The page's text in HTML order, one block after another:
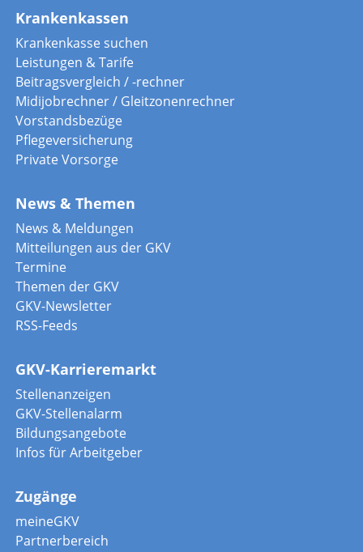
Krankenkassen
Krankenkasse suchen
Leistungen & Tarife
Beitragsvergleich / -rechner
Midijobrechner / Gleitzonenrechner
Vorstandsbezüge
Pflegeversicherung
Private Vorsorge
News & Themen
News & Meldungen
Mitteilungen aus der GKV
Termine
Themen der GKV
GKV-Newsletter
RSS-Feeds
GKV-Karrieremarkt
Stellenanzeigen
GKV-Stellenalarm
Bildungsangebote
Infos für Arbeitgeber
Zugänge
meineGKV
Partnerbereich